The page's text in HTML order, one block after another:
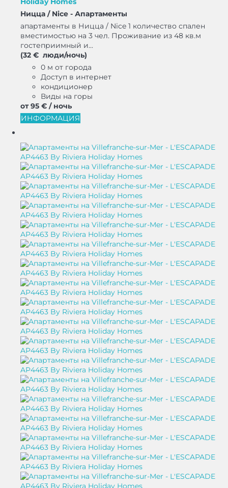
Ницца / Nice - Апартаменты
апартаменты в Ницца / Nice 1 количество спален
вместимостью на 3 чел. Проживание из 48 кв.м
гостеприимный и...
(32 € люди/ночь)
0 м от города
Доступ в интернет
кондиционер
Виды на горы
от 95 € / ночь
ИНФОРМАЦИЯ